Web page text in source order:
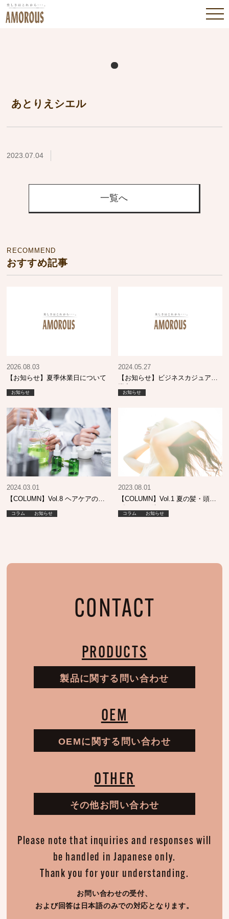
あとりえシエル
2023.07.04
一覧へ
RECOMMEND
おすすめ記事
【お知らせ】夏季休業日について
2026.08.03
お知らせ
【お知らせ】ビジネスカジュアル
2024.05.27
お知らせ
【COLUMN】Vol.8 ヘアケアの…
2024.03.01
コラム お知らせ
【COLUMN】Vol.1 夏の髪・頭皮
ダメージを防ぐためのポイント
2023.08.01
コラム お知らせ
CONTACT
PRODUCTS
製品に関する問い合わせ
OEM
OEMに関する問い合わせ
OTHER
その他お問い合わせ
Please note that inquiries and responses will
be handled in Japanese only.
Thank you for your understanding.
お問い合わせの受付、
および回答は日本語のみでの対応となります。